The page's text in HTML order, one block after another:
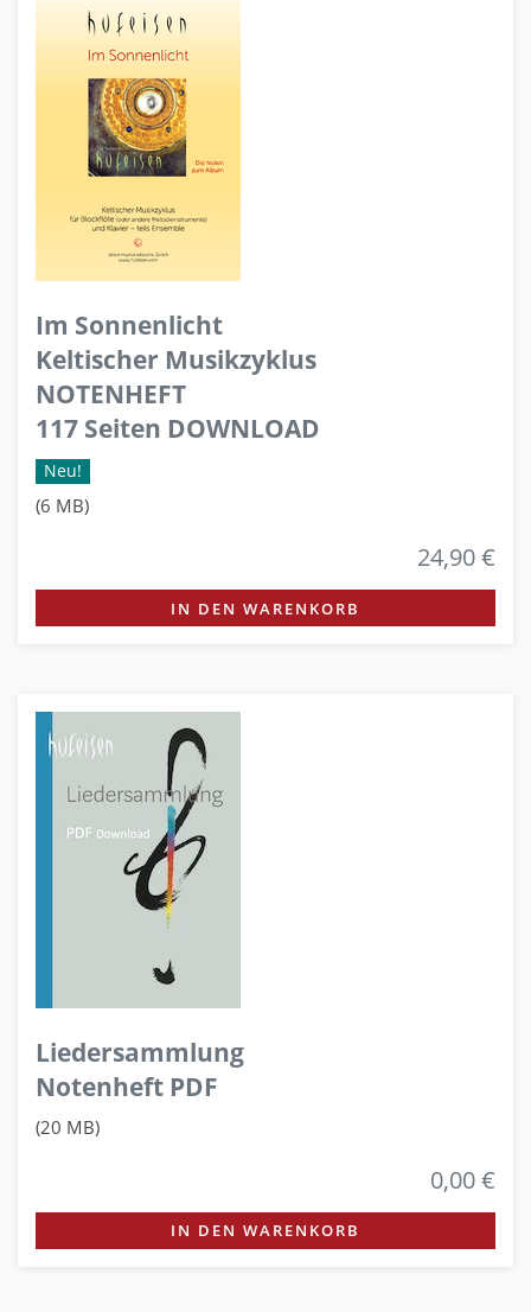
Im Sonnenlicht
Keltischer Musikzyklus
NOTENHEFT
117 Seiten DOWNLOAD
Neu!
(6 MB)
24,90 €
IN DEN WARENKORB
Liedersammlung
Notenheft PDF
(20 MB)
0,00 €
IN DEN WARENKORB